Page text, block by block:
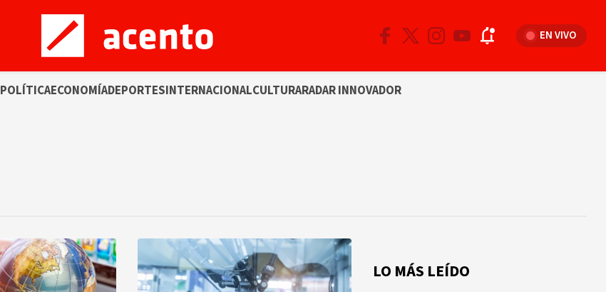
EN VIVO
POLÍTICAECONOMÍADEPORTESINTERNACIONALCULTURARADAR INNOVADOR
LO MÁS LEÍDO